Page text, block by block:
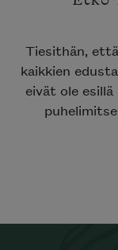
kaikkien
eivät ole esillä
puhelimitse